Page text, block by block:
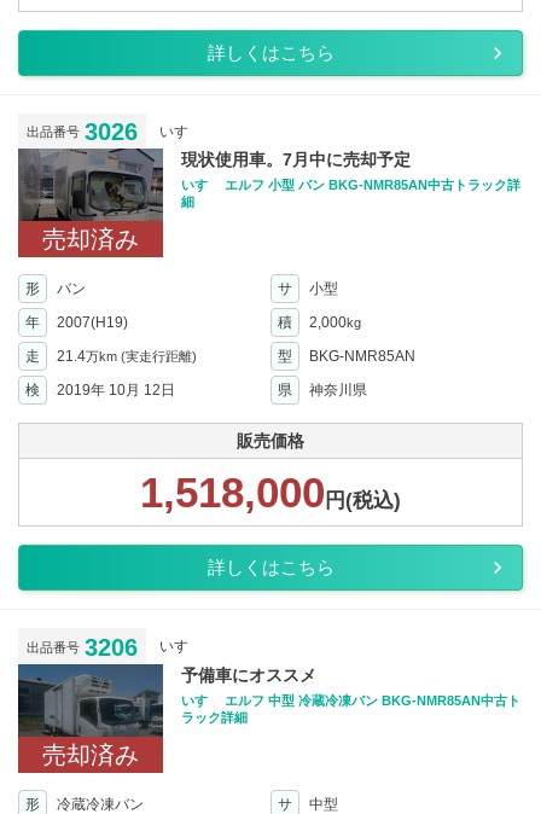
詳しくはこちら
出品番号 3026 いすゞ
売却済み
現状使用車。7月中に売却予定
いすゞ エルフ 小型 バン BKG-NMR85AN中古トラック詳
細
形 バン サ
小型
年
2007(H19) 積 2,000kg
走 21.4万km (実走行距離) 型
BKG-NMR85AN
検
2019年 10月 12日 県 神奈川県
販売価格
1,518,000 円(税込)
詳しくはこちら
出品番号 3206 いすゞ
売却済み
予備車にオススメ
いすゞ エルフ 中型 冷蔵冷凍バン BKG-NMR85AN中古ト
ラック詳細
形 冷蔵冷凍バン サ
中型